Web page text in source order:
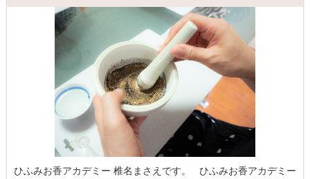
ひふみお香アカデミー 椎名まさえです。 ひふみお香アカデミー